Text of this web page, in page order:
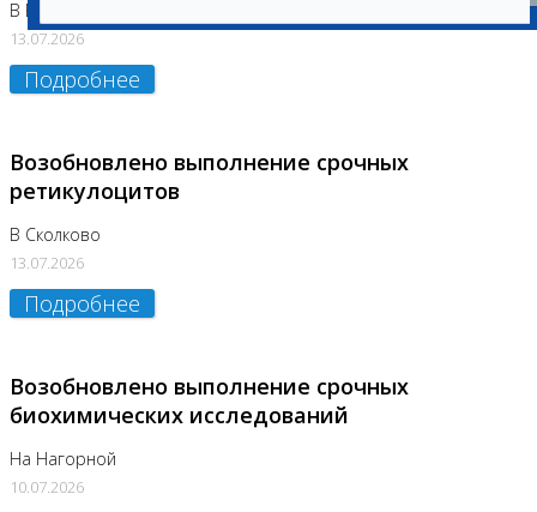
В Бутово
13.07.2026
Подробнее
Возобновлено выполнение срочных
ретикулоцитов
В Сколково
13.07.2026
Подробнее
Возобновлено выполнение срочных
биохимических исследований
На Нагорной
10.07.2026